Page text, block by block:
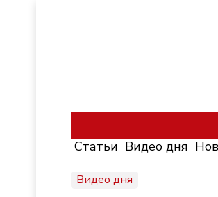
Статьи Видео дня
Видео дня